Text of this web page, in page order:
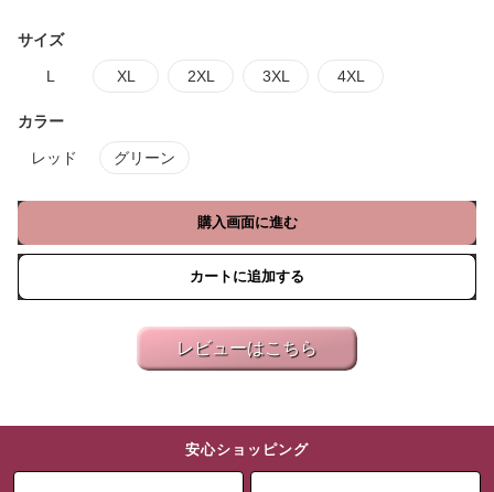
サイズ
L XL 2XL 3XL 4XL
カラー
レッド グリーン
購入画面に進む
カートに追加する
レビューはこちら
安心ショッピング